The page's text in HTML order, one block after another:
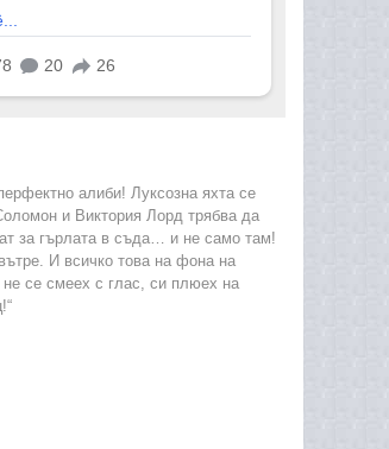
алиби! Луксозна яхта се
и Виктория Лорд трябва да
за гърлата в съда… и не само там!
И всичко това на фона на
се смеех с глас, си плюех на